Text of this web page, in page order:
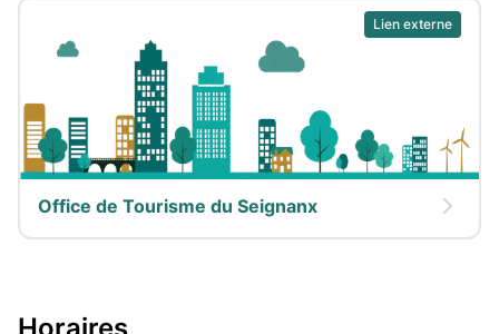
Lien externe
Office de Tourisme du Seignanx